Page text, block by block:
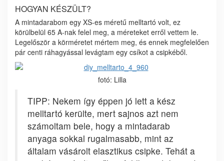
HOGYAN KÉSZÜLT?
A mintadarabom egy XS-es méretű melltartó volt, ez
körülbelül 65 A-nak felel meg, a méreteket erről vettem le.
Legelőször a körméretet mértem meg, és ennek megfelelően
pár centi ráhagyással levágtam egy csíkot a csipkéből.
fotó: Lilla
TIPP: Nekem így éppen jó lett a kész
melltartó kerülte, mert sajnos azt nem
számoltam bele, hogy a mintadarab
anyaga sokkal rugalmasabb, mint az
általam vásárolt elasztikus csipke. Tehát a